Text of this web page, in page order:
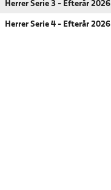
Herrer Serie 3 - Efterår 2026
Herrer Serie 4 - Efterår 2026